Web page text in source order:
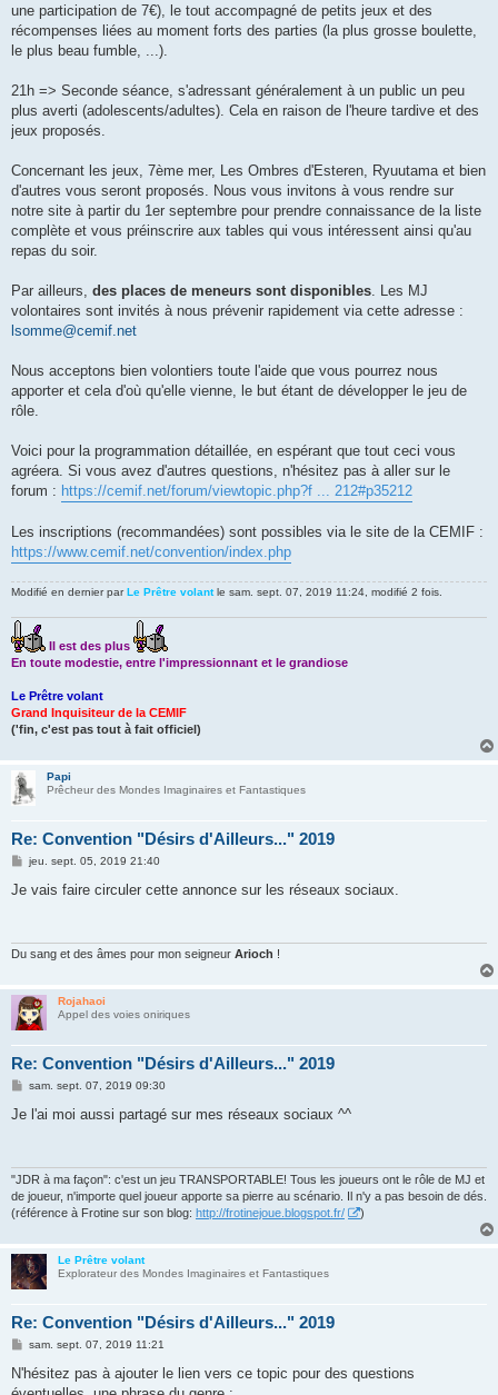
une participation de 7€), le tout accompagné de petits jeux et des
récompenses liées au moment forts des parties (la plus grosse boulette,
le plus beau fumble, ...).
21h => Seconde séance, s'adressant généralement à un public un peu
plus averti (adolescents/adultes). Cela en raison de l'heure tardive et des
jeux proposés.
Concernant les jeux, 7ème mer, Les Ombres d'Esteren, Ryuutama et bien
d'autres vous seront proposés. Nous vous invitons à vous rendre sur
notre site à partir du 1er septembre pour prendre connaissance de la liste
complète et vous préinscrire aux tables qui vous intéressent ainsi qu'au
repas du soir.
Par ailleurs, des places de meneurs sont disponibles . Les MJ
volontaires sont invités à nous prévenir rapidement via cette adresse :
lsomme@cemif.net
Nous acceptons bien volontiers toute l'aide que vous pourrez nous
apporter et cela d'où qu'elle vienne, le but étant de développer le jeu de
rôle.
Voici pour la programmation détaillée, en espérant que tout ceci vous
agréera. Si vous avez d'autres questions, n'hésitez pas à aller sur le
forum : https://cemif.net/forum/viewtopic.php?f ... 212#p35212
Les inscriptions (recommandées) sont possibles via le site de la CEMIF :
https://www.cemif.net/convention/index.php
Modifié en dernier parLe Prêtre volantle sam. sept. 07, 2019 11:24, modifié 2 fois.
Il est des plus
En toute modestie, entre l'impressionnant et le grandiose
Le Prêtre volant
Grand Inquisiteur de la CEMIF
('fin, c'est pas tout à fait officiel)
Papi
Prêcheur des Mondes Imaginaires et Fantastiques
Re: Convention "Désirs d'Ailleurs..." 2019
M
s
jeu. sept. 05, 2019 21:40
Je vais faire circuler cette annonce sur les réseaux sociaux.
Du sang et des âmes pour mon seigneur Arioch !
Rojahaoi
Appel des voies oniriques
Re: Convention "Désirs d'Ailleurs..." 2019
M
s
sam. sept. 07, 2019 09:30
Je l'ai moi aussi partagé sur mes réseaux sociaux ^^
"JDR à ma façon": c'est un jeu TRANSPORTABLE! Tous les joueurs ont le rôle de MJ et
de joueur, n'importe quel joueur apporte sa pierre au scénario. Il n'y a pas besoin de dés.
(référence à Frotine sur son blog: http://frotinejoue.blogspot.fr/ )
Le Prêtre volant
Explorateur des Mondes Imaginaires et Fantastiques
Re: Convention "Désirs d'Ailleurs..." 2019
M
s
sam. sept. 07, 2019 11:21
N'hésitez pas à ajouter le lien vers ce topic pour des questions